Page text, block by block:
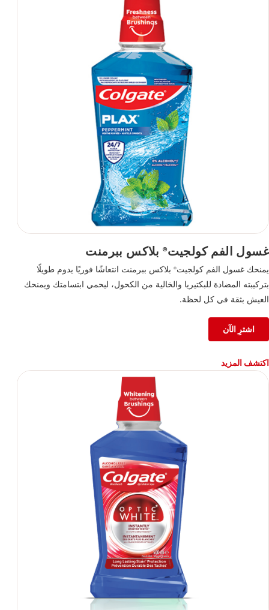
غسول الفم كولجيت®بلاكس ببرمنت
يمنحك غسول الفم كولجيت®
بلاكس ببرمنت انتعاشًا فوريًا يدوم طويلًا
بتركيبته المضادة للبكتيريا والخالية من الكحول، ليحمي ابتسامتك ويمنحك
العيش بثقة في كل لحظة.
اشترِ الآن
اكتشف المزيد